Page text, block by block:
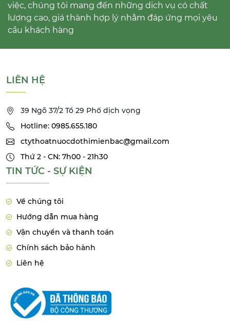
việc, chúng tôi mang đến những dịch vụ có chất
lượng cao, giá thành hợp lý nhằm đáp ứng mọi yêu
cầu khách hàng
LIÊN HỆ
39 Ngõ 37/2 Tổ 29 Phố dịch vọng
Hotline: 0985.655.180
ctythoatnuocdothimienbac@gmail.com
Thứ 2 - CN: 7h00 - 21h30
TIN TỨC - SỰ KIỆN
Về chúng tôi
Hướng dẫn mua hàng
Vận chuyển và thanh toán
Chính sách bảo hành
Liên hệ